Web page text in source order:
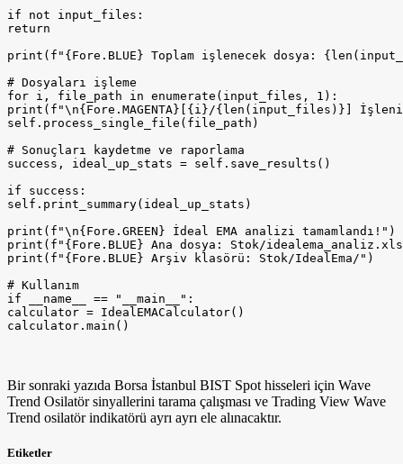
Bir sonraki yazıda Borsa İstanbul BIST Spot hisseleri için Wave
Trend Osilatör sinyallerini tarama çalışması ve Trading View Wave
Trend osilatör indikatörü ayrı ayrı ele alınacaktır.
Etiketler